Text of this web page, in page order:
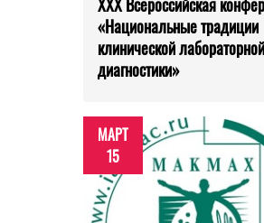
«Национальные традиции
клинической лабораторной
диагностики»
МАРТ
15